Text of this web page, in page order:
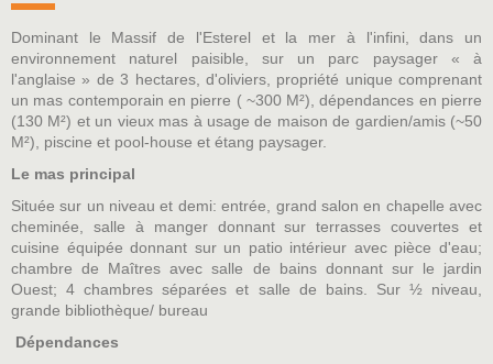
Dominant le Massif de l'Esterel et la mer à l'infini, dans un
environnement naturel paisible, sur un parc paysager « à
l'anglaise » de 3 hectares, d'oliviers, propriété unique comprenant
un mas contemporain en pierre ( ~300 M²), dépendances en pierre
(130 M²) et un vieux mas à usage de maison de gardien/amis (~50
M²), piscine et pool-house et étang paysager.
Le mas principal
Située sur un niveau et demi: entrée, grand salon en chapelle avec
cheminée, salle à manger donnant sur terrasses couvertes et
cuisine équipée donnant sur un patio intérieur avec pièce d'eau;
chambre de Maîtres avec salle de bains donnant sur le jardin
Ouest; 4 chambres séparées et salle de bains. Sur ½ niveau,
grande bibliothèque/ bureau
Dépendances